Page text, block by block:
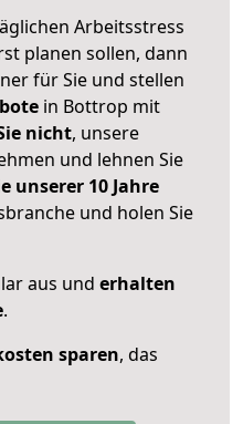
Arbeitsstress
planen sollen, dann
für Sie und stellen
in Bottrop mit
nicht, unsere
und lehnen Sie
unserer 10 Jahre
und holen Sie
aus und erhalten
.
sparen, das